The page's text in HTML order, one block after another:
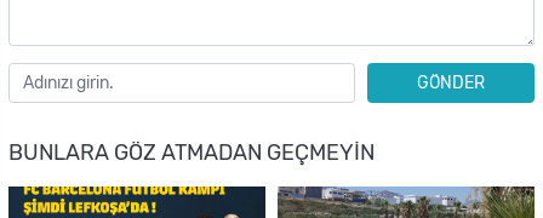
GÖNDER
BUNLARA GÖZ ATMADAN GEÇMEYIN